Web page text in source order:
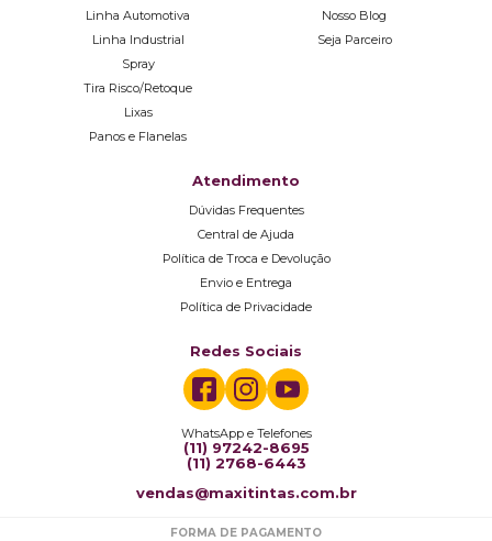
Linha Automotiva
Linha Industrial
Spray
Tira Risco/Retoque
Lixas
Panos e Flanelas
Nosso Blog
Seja Parceiro
Atendimento
Dúvidas Frequentes
Central de Ajuda
Política de Troca e Devolução
Envio e Entrega
Política de Privacidade
Redes Sociais
WhatsApp e Telefones
(11) 97242-8695
(11) 2768-6443
vendas@maxitintas.com.br
FORMA DE PAGAMENTO